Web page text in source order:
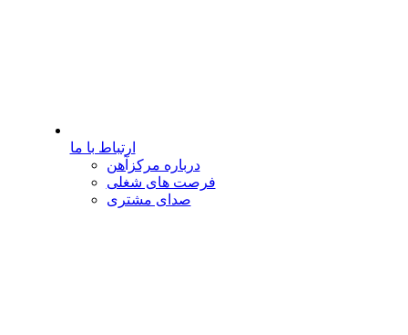
ارتباط با ما
درباره مرکزآهن
فرصت های شغلی
صدای مشتری